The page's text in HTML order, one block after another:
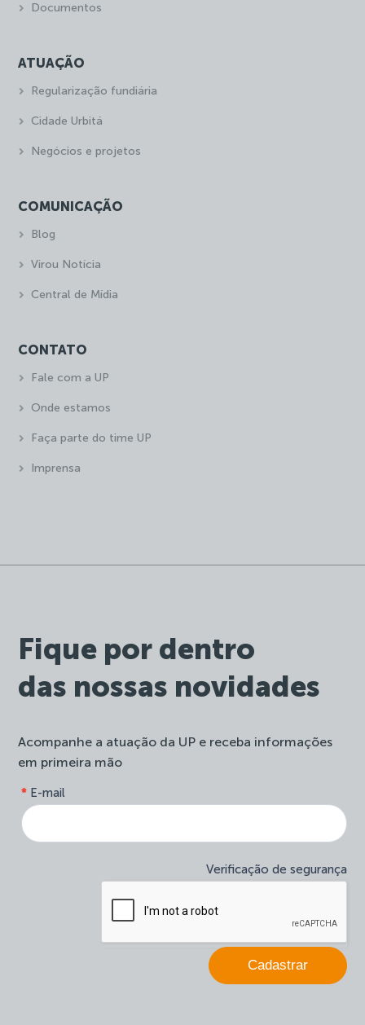
Fique por dentro
das nossas novidades
Acompanhe a atuação da UP e receba informações
em primeira mão
site-
newsletter
E-mail
*
Verificação de segurança
Cadastrar
você
é
humano,
este
campo
branco.
Documentos
ATUAÇÃO
Regularização fundiária
Cidade Urbitá
Negócios e projetos
COMUNICAÇÃO
Blog
Virou Notícia
Central de Mídia
CONTATO
Fale com a UP
Onde estamos
Faça parte do time UP
Imprensa